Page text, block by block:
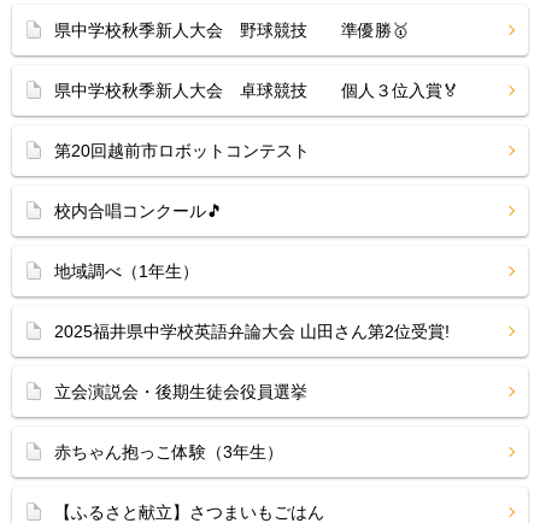
県中学校秋季新人大会 野球競技 準優勝🥇
県中学校秋季新人大会 卓球競技 個人３位入賞🏅
第20回越前市ロボットコンテスト
校内合唱コンクール🎵
地域調べ（1年生）
2025福井県中学校英語弁論大会 山田さん第2位受賞!
立会演説会・後期生徒会役員選挙
赤ちゃん抱っこ体験（3年生）
【ふるさと献立】さつまいもごはん